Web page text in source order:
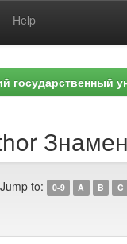
Help
государственный
Jump to: 0-9 A B C